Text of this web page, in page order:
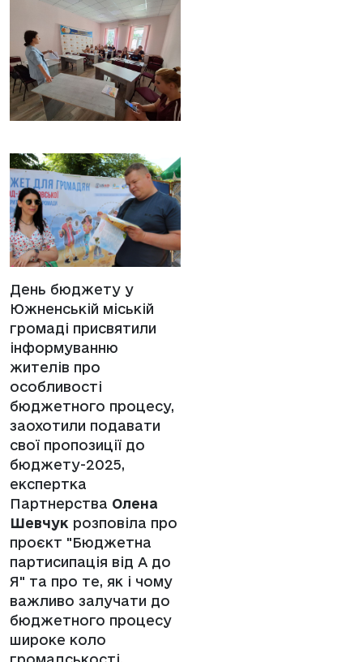
День бюджету у
Южненській міській
громаді присвятили
інформуванню
жителів про
особливості
бюджетного процесу,
заохотили подавати
свої пропозиції до
бюджету-2025,
експертка
Партнерства Олена
Шевчук розповіла про
проєкт "Бюджетна
партисипація від А до
Я" та про те, як і чому
важливо залучати до
бюджетного процесу
широке коло